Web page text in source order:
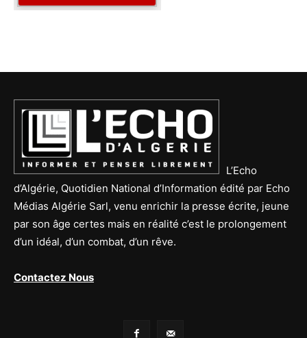
L’Echo
d’Algérie, Quotidien National d’Information édité par Echo
Médias Algérie Sarl, venu enrichir la presse écrite, jeune
par son âge certes mais en réalité c’est le prolongement
d’un idéal, d’un combat, d’un rêve.
Contactez Nous